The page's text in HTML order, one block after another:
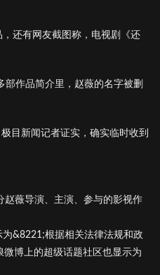
，还有网友截图称，电视剧《还
作品简介里，赵薇的名字被删
极目新闻记者证实，确实临时收到
赵薇导演、主演、参与的影视作
&8221;根据相关法律法规和政
博上的超级话题社区也显示为